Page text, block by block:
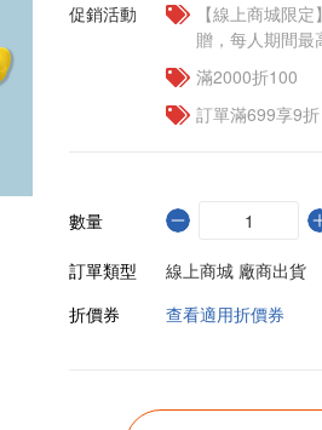
促銷活動
【線上商城限
贈，每人期間最
滿2000折100
訂單滿699享9折
數量
訂單類型
線上商城 廠商出貨
折價券
查看適用折價券